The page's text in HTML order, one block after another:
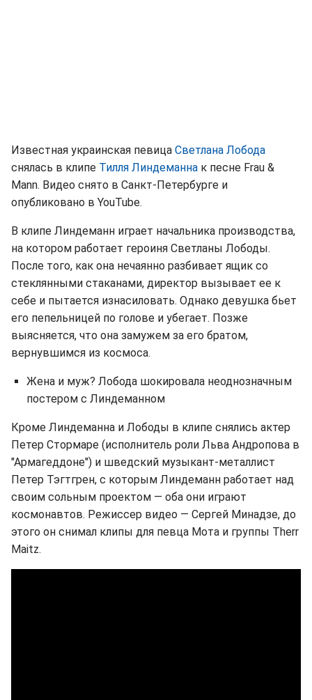
Известная украинская певица Светлана Лобода
снялась в клипе Тилля Линдеманна к песне Frau &
Mann. Видео снято в Санкт-Петербурге и
опубликовано в YouTube.
В клипе Линдеманн играет начальника производства,
на котором работает героиня Светланы Лободы.
После того, как она нечаянно разбивает ящик со
стеклянными стаканами, директор вызывает ее к
себе и пытается изнасиловать. Однако девушка бьет
его пепельницей по голове и убегает. Позже
выясняется, что она замужем за его братом,
вернувшимся из космоса.
Жена и муж? Лобода шокировала неоднозначным
постером с Линдеманном
Кроме Линдеманна и Лободы в клипе снялись актер
Петер Стормаре (исполнитель роли Льва Андропова в
"Армагеддоне") и шведский музыкант-металлист
Петер Тэгтгрен, с которым Линдеманн работает над
своим сольным проектом — оба они играют
космонавтов. Режиссер видео — Сергей Минадзе, до
этого он снимал клипы для певца Мота и группы Therr
Maitz.